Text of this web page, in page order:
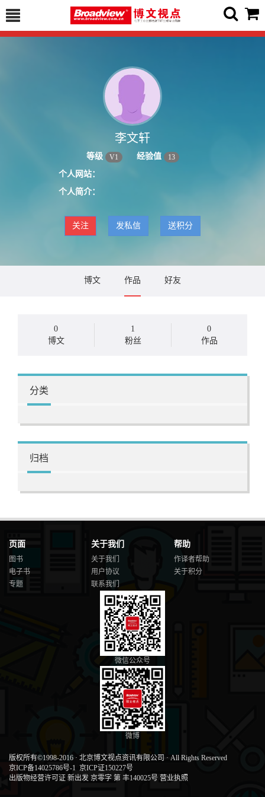
李文轩
等级 V1 经验值 13
个人网站：
个人简介：
关注 发私信 送积分
博文 作品 好友
0
博文
1
粉丝
0
作品
分类
归档
页面
图书
电子书
专题
关于我们
关于我们
用户协议
联系我们
帮助
作译者帮助
关于积分
微信公众号
微博
版权所有©1998-2016 · 北京博文视点资讯有限公司 · All Rights Reserved
京ICP备14025786号-1 京ICP证150227号
出版物经营许可证 新出发 京零字 第 丰140025号 营业执照